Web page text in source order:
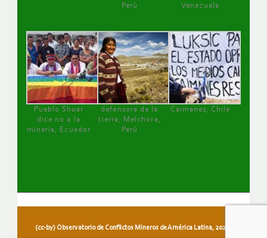
Perú
Venezuela
Pueblo Shuar
dice no a la
minería, Ecuador
defensora de la
tierra, Melchora,
Perú
Caimanes, Chile
(cc-by) Observatorio de Conflictos Mineros de América Latina, 2026